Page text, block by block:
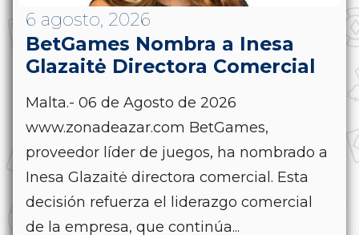
6 agosto, 2026
BetGames Nombra a Inesa
Glazaitė Directora Comercial
Malta.- 06 de Agosto de 2026
www.zonadeazar.com BetGames,
proveedor líder de juegos, ha nombrado a
Inesa Glazaitė directora comercial. Esta
decisión refuerza el liderazgo comercial
de la empresa, que continúa...